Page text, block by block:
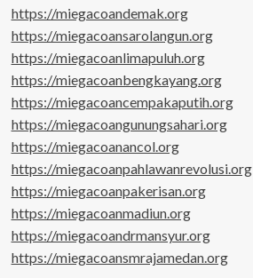
https://miegacoandemak.org
https://miegacoansarolangun.org
https://miegacoanlimapuluh.org
https://miegacoanbengkayang.org
https://miegacoancempakaputih.org
https://miegacoangunungsahari.org
https://miegacoanancol.org
https://miegacoanpahlawanrevolusi.org
https://miegacoanpakerisan.org
https://miegacoanmadiun.org
https://miegacoandrmansyur.org
https://miegacoansmrajamedan.org